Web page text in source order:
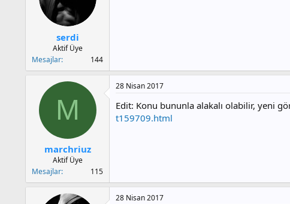
a
r
i
h
i
serdi
Aktif Üye
Mesajlar
144
M
marchriuz
Aktif Üye
Mesajlar
115
28 Nisan 2017
Edit: Konu bununla alakalı olabilir, yeni
t159709.html
28 Nisan 2017